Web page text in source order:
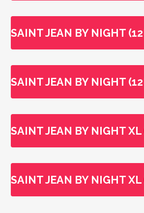
SAINT JEAN BY NIGHT
SAINT JEAN BY NIGHT
SAINT JEAN BY NIGHT
SAINT JEAN BY NIGHT